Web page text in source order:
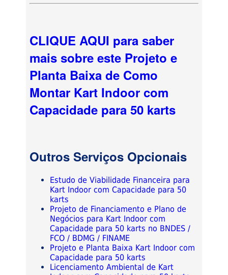
CLIQUE AQUI para saber
mais sobre este Projeto e
Planta Baixa de Como
Montar Kart Indoor com
Capacidade para 50 karts
Outros Serviços Opcionais
Estudo de Viabilidade Financeira para
Kart Indoor com Capacidade para 50
karts
Projeto de Financiamento e Plano de
Negócios para Kart Indoor com
Capacidade para 50 karts no BNDES /
FCO / BDMG / FINAME
Projeto e Planta Baixa Kart Indoor com
Capacidade para 50 karts
Licenciamento Ambiental de Kart